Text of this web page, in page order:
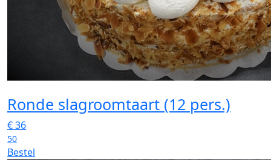
Ronde slagroomtaart (12 pers.)
€36
50
Bestel